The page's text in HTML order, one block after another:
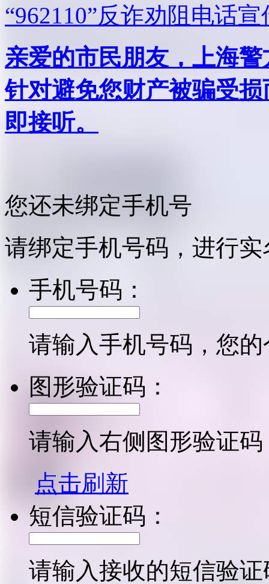
“962110”反诈劝阻电话宣
亲爱的市民朋友，上海
针对避免您财产被骗受
即接听。
您还未绑定手机号
请绑定手机号码，进行
手机号码：
请输入手机号码，您
图形验证码：
请输入右侧图形验证码
点击刷新
短信验证码：
请输入接收的短信验证